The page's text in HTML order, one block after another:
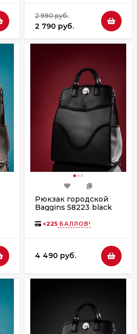
2 990 руб.
2 790 руб.
Рюкзак городской
Baggins 58223 black
+225 БАЛЛОВ!
4 490 руб.